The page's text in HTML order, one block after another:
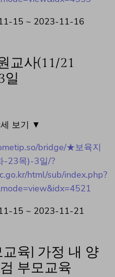
15 ~ 2023-11-16
교사(11/21
일
보기 ▼
bridge/★보육지
-23목)-3일/?
html/sub/index.php?
15 ~ 2023-11-21
교육] 가정 내 양
부모교육